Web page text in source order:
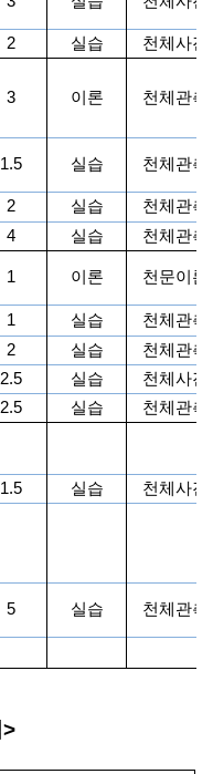
2 실습 천체사진
3 이론 천체관측
1.5 실습 천체관측
2 실습
천체관측
4 실습 천체관측
1 이론 천문이론
1 실습
천체관측
2 실습
천체관측
2.5 실습
천체사진
2.5 실습 천체관측
1.5 실습 천체사진
5 실습 천체관측
>